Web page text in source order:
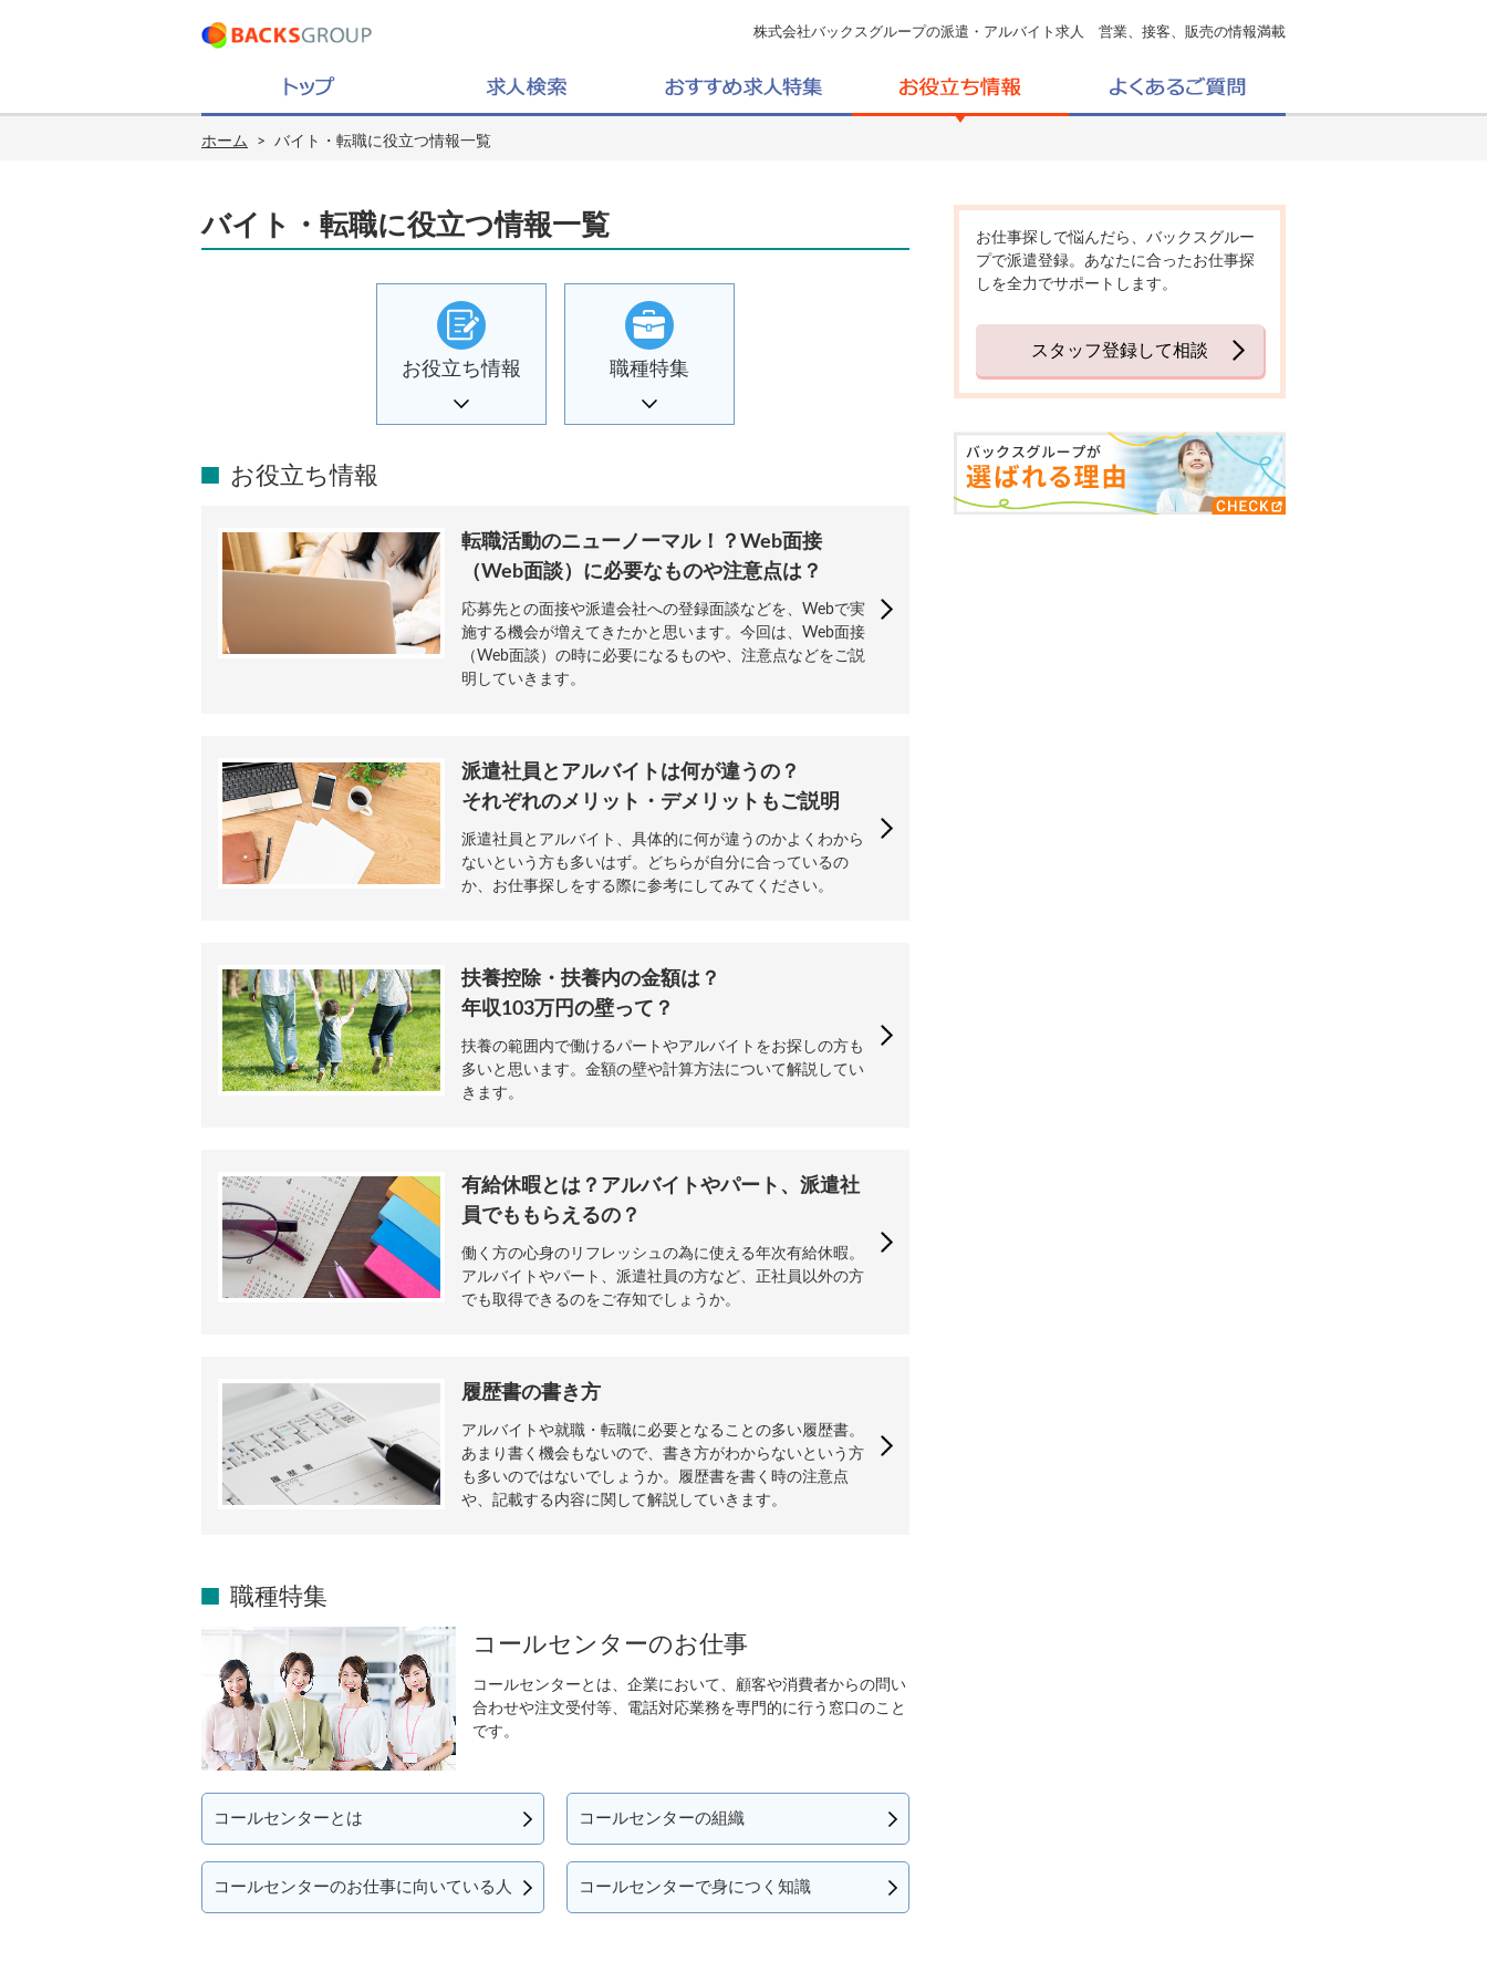
株式会社バックスグループの派遣・アルバイト求人 営業、接客、販売の情報満載
ホーム > バイト・転職に役立つ情報一覧
バイト・転職に役立つ情報一覧
お役立ち情報 職種特集
お役立ち情報
転職活動のニューノーマル！？Web面接
（Web面談）に必要なものや注意点は？
応募先との面接や派遣会社への登録面談などを、Webで実
施する機会が増えてきたかと思います。今回は、Web面接
（Web面談）の時に必要になるものや、注意点などをご説
明していきます。
派遣社員とアルバイトは何が違うの？
それぞれのメリット・デメリットもご説明
派遣社員とアルバイト、具体的に何が違うのかよくわから
ないという方も多いはず。どちらが自分に合っているの
か、お仕事探しをする際に参考にしてみてください。
扶養控除・扶養内の金額は？
年収103万円の壁って？
扶養の範囲内で働けるパートやアルバイトをお探しの方も
多いと思います。金額の壁や計算方法について解説してい
きます。
有給休暇とは？アルバイトやパート、派遣社
員でももらえるの？
働く方の心身のリフレッシュの為に使える年次有給休暇。
アルバイトやパート、派遣社員の方など、正社員以外の方
でも取得できるのをご存知でしょうか。
履歴書の書き方
アルバイトや就職・転職に必要となることの多い履歴書。
あまり書く機会もないので、書き方がわからないという方
も多いのではないでしょうか。履歴書を書く時の注意点
や、記載する内容に関して解説していきます。
職種特集
コールセンターのお仕事
コールセンターとは、企業において、顧客や消費者からの問い
合わせや注文受付等、電話対応業務を専門的に行う窓口のこと
です。
コールセンターとは コールセンターの組織
コールセンターのお仕事に向いている人 コールセンターで身につく知識
お仕事探しで悩んだら、バックスグルー
プで派遣登録。あなたに合ったお仕事探
しを全力でサポートします。
スタッフ登録して相談